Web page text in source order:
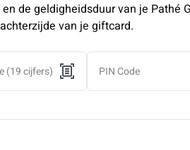
de geldigheidsduur van je
van je giftcard.